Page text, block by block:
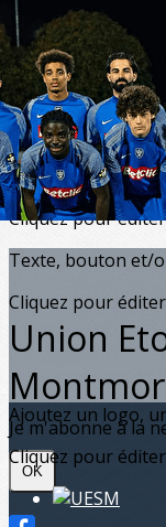
Exporter les
Exporter
Exporter
Menu
?>
Images de la page
Cliquez pour éditer
Texte, bouton et/
Cliquez pour éditer
Union
Je m'abonne à la
OK
Ajoutez un logo,
Cliquez pour éditer